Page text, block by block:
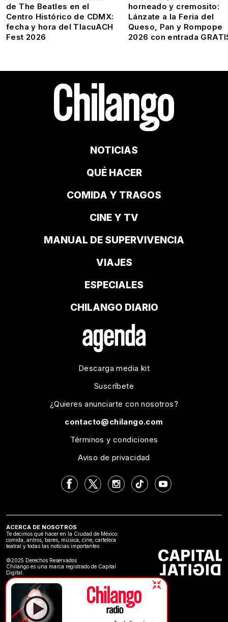
de The Beatles en el
Centro Histórico de CDMX:
fecha y hora del TlacuACH
Fest 2026
horneado y cremosito:
Lánzate a la Feria del
Queso, Pan y Rompope
2026 con entrada
NOTICIAS
QUÉ HACER
COMIDA Y TRAGOS
CINE Y TV
MANUAL DE SUPERVIVENCIA
VIAJES
ESPECIALES
CHILANGO DIARIO
Descarga media kit
Suscríbete
¿Quieres anunciarte con nosotros?
contacto@chilango.com
Términos y condiciones
Aviso de privacidad
ACERCA DE NOSOTROS
Te decimos qué hacer en la Ciudad de México:
comida, antros, bares, música, cine, cartelera
teatral y todas las noticias importantes
©2025 Derechos Reservados
Chilango es una marca registrado de Capital
Digital.